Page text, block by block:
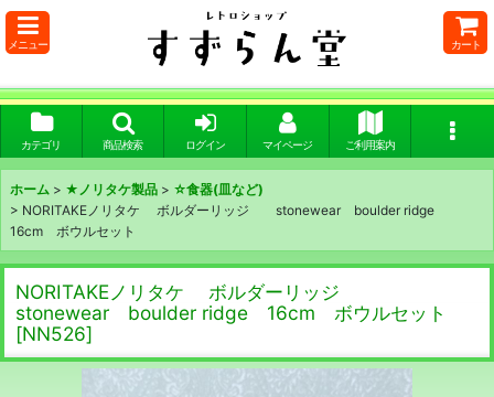
メニュー カート
カテゴリ 商品検索 ログイン マイページ ご利用案内
ホーム > ★ノリタケ製品 > ☆食器(皿など)
> NORITAKEノリタケ ボルダーリッジ stonewear boulder ridge
16cm ボウルセット
NORITAKEノリタケ ボルダーリッジ
stonewear boulder ridge 16cm ボウルセット
[NN526]